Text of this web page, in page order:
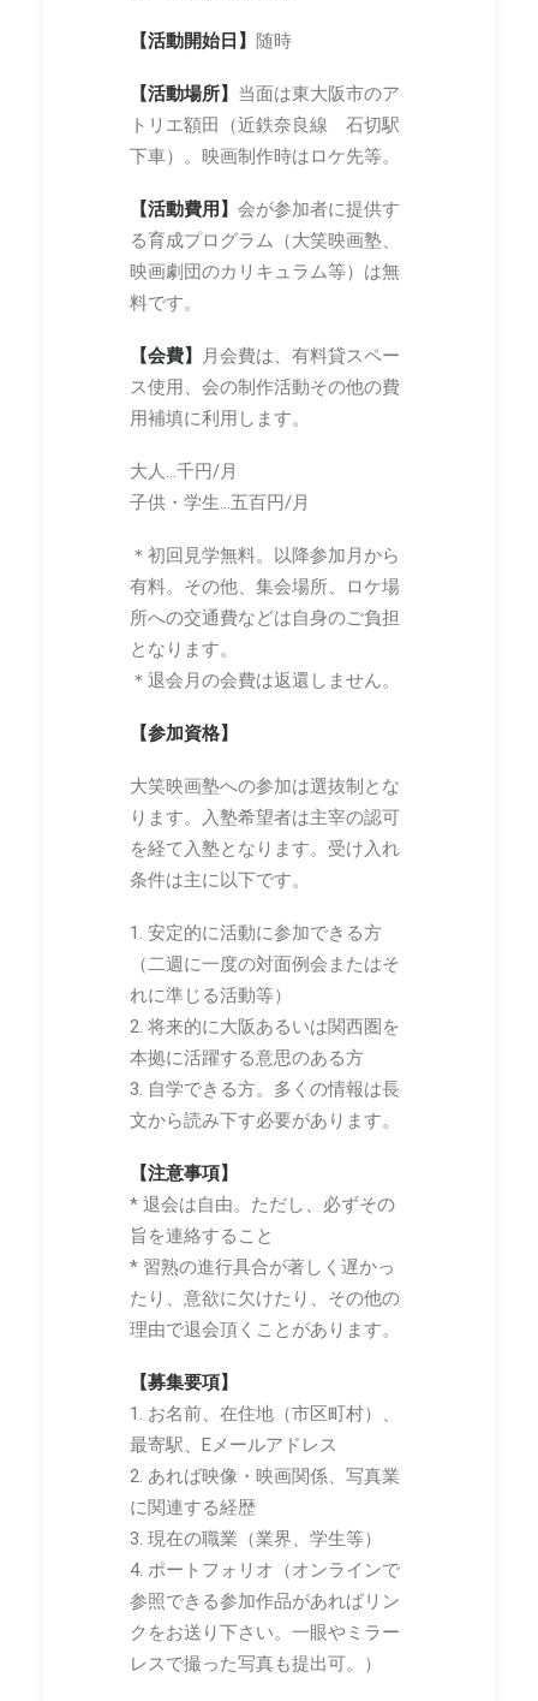
【活動開始日】 随時
【活動場所】 当面は東大阪市のア
トリエ額田（近鉄奈良線 石切駅
下車）。映画制作時はロケ先等。
【活動費用】 会が参加者に提供す
る育成プログラム（大笑映画塾、
映画劇団のカリキュラム等）は無
料です。
【会費】
月会費は、有料貸スペー
ス使用、会の制作活動その他の費
用補填に利用します。
大人…千円/月
子供・学生…五百円/月
＊初回見学無料。以降参加月から
有料。その他、集会場所、ロケ場
所への交通費などは自身のご負担
となります。
＊退会月の会費は返還しません。
【参加資格】
大笑映画塾への参加は選抜制とな
ります。入塾希望者は主宰の認可
を経て入塾となります。受け入れ
条件は主に以下です。
1. 安定的に活動に参加できる方
（二週に一度の対面例会またはそ
れに準じる活動等）
2. 将来的に大阪あるいは関西圏を
本拠に活躍する意思のある方
3. 自学できる方。多くの情報は長
文から読み下す必要があります。
【注意事項】
* 退会は自由。ただし、必ずその
旨を連絡すること
* 習熟の進行具合が著しく遅かっ
たり、意欲に欠けたり、その他の
理由で退会頂くことがあります。
【募集要項】
1. お名前、在住地（市区町村）、
最寄駅、Eメールアドレス
2. あれば映像・映画関係、写真業
に関連する経歴
3. 現在の職業（業界、学生等）
4. ポートフォリオ（オンラインで
参照できる参加作品があればリン
クをお送り下さい。一眼やミラー
レスで撮った写真も提出可。）